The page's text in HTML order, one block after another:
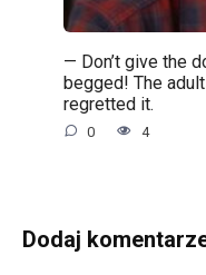
— Don’t give the
begged! The
regretted it.
0 4
Dodaj